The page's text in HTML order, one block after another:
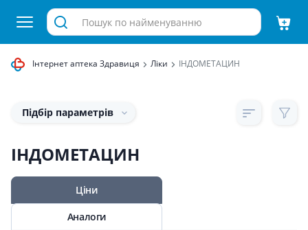
Інтернет аптека Здравиця Ліки ІНДОМЕТАЦИН
Підбір параметрів
ІНДОМЕТАЦИН
Ціни
Аналоги